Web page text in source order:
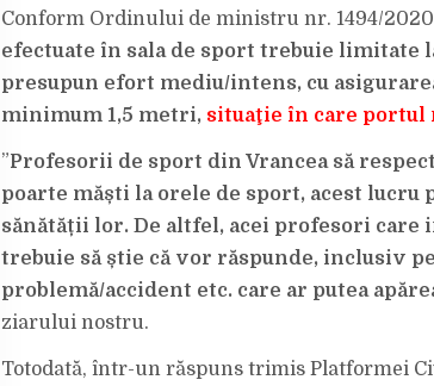
Conform Ordinului de ministru nr. 1494/2020
efectuate în sala de sport trebuie limitate
presupun efort mediu/intens, cu
minimum 1,5 metri, situaţie în care portul
”Profesorii de sport din Vrancea să
poarte măști la orele de sport, acest lucru
sănătății lor. De altfel, acei profesori
trebuie să știe că vor răspunde, inclusiv
problemă/accident etc. care ar putea
ziarului nostru.
Totodată, într-un răspuns trimis Platformei